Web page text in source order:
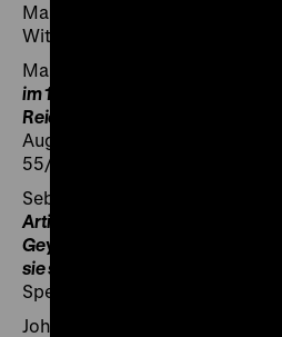
Martin Luther:
Wittenberg: Johann Rhau-
Martin Luther:
im 1521 J. vor Kays. May. und den
Reichs offenlich beschehen
Augsburg: Sigmund Grimm und
55/817
Sebastian Lotzer:
Artickel aller Bauerschafft vnnd
Geystlichen vnnd Weltlichen
sie sich beschwert vermaynen
Speyer: Jakob Schmidt, 1525 |
Johannes Lichtenberger: